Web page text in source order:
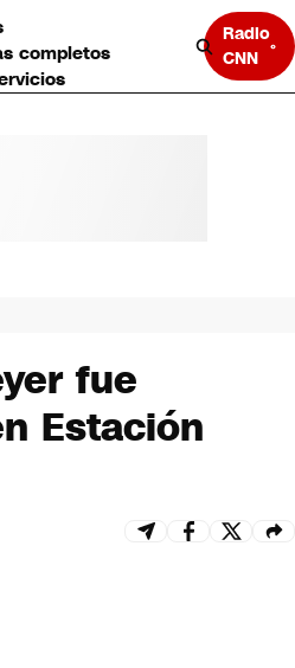
completos
Radio
CNN
fue
Estación